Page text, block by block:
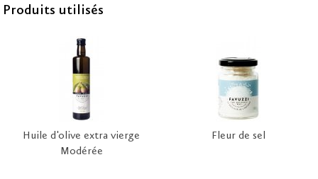
Produits utilisés
Huile d'olive extra vierge
Modérée
Fleur de sel